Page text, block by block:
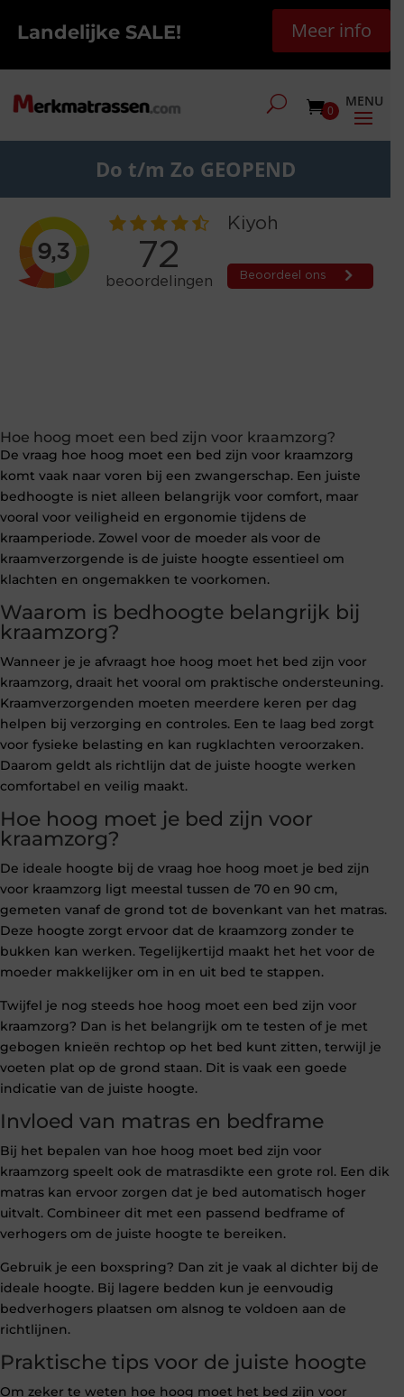
Landelijke SALE! Meer info
0
Do t/m Zo GEOPEND
Hoe hoog moet een bed zijn voor kraamzorg?
De vraag hoe hoog moet een bed zijn voor kraamzorg
komt vaak naar voren bij een zwangerschap. Een juiste
bedhoogte is niet alleen belangrijk voor comfort, maar
vooral voor veiligheid en ergonomie tijdens de
kraamperiode. Zowel voor de moeder als voor de
kraamverzorgende is de juiste hoogte essentieel om
klachten en ongemakken te voorkomen.
Waarom is bedhoogte belangrijk bij
kraamzorg?
Wanneer je je afvraagt hoe hoog moet het bed zijn voor
kraamzorg, draait het vooral om praktische ondersteuning.
Kraamverzorgenden moeten meerdere keren per dag
helpen bij verzorging en controles. Een te laag bed zorgt
voor fysieke belasting en kan rugklachten veroorzaken.
Daarom geldt als richtlijn dat de juiste hoogte werken
comfortabel en veilig maakt.
Hoe hoog moet je bed zijn voor
kraamzorg?
De ideale hoogte bij de vraag hoe hoog moet je bed zijn
voor kraamzorg ligt meestal tussen de 70 en 90 cm,
gemeten vanaf de grond tot de bovenkant van het matras.
Deze hoogte zorgt ervoor dat de kraamzorg zonder te
bukken kan werken. Tegelijkertijd maakt het het voor de
moeder makkelijker om in en uit bed te stappen.
Twijfel je nog steeds hoe hoog moet een bed zijn voor
kraamzorg? Dan is het belangrijk om te testen of je met
gebogen knieën rechtop op het bed kunt zitten, terwijl je
voeten plat op de grond staan. Dit is vaak een goede
indicatie van de juiste hoogte.
Invloed van matras en bedframe
Bij het bepalen van hoe hoog moet bed zijn voor
kraamzorg speelt ook de matrasdikte een grote rol. Een dik
matras kan ervoor zorgen dat je bed automatisch hoger
uitvalt. Combineer dit met een passend bedframe of
verhogers om de juiste hoogte te bereiken.
Gebruik je een boxspring? Dan zit je vaak al dichter bij de
ideale hoogte. Bij lagere bedden kun je eenvoudig
bedverhogers plaatsen om alsnog te voldoen aan de
richtlijnen.
Praktische tips voor de juiste hoogte
Om zeker te weten hoe hoog moet het bed zijn voor